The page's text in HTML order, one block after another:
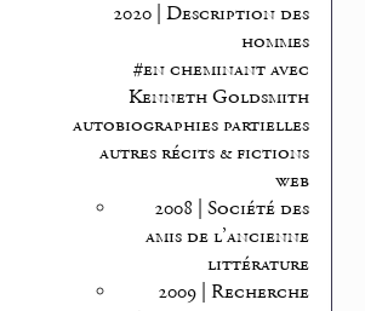
2020 | Description des
hommes
#en cheminant avec
Kenneth Goldsmith
autobiographies partielles
autres récits & fictions
web
2008 | Société des
amis de l’ancienne
littérature
2009 | Recherche